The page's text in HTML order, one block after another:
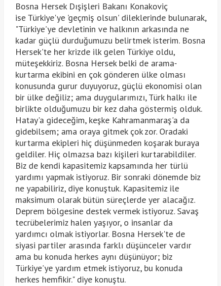
Bosna Hersek Dışişleri Bakanı Konakoviç
ise Türkiye'ye 'geçmiş olsun' dileklerinde bulunarak,
"Türkiye'ye devletinin ve halkının arkasında ne
kadar güçlü durduğumuzu belirtmek isterim. Bosna
Hersek'te her krizde ilk gelen Türkiye oldu,
müteşekkiriz. Bosna Hersek belki de arama-
kurtarma ekibini en çok gönderen ülke olması
konusunda gurur duyuyoruz, güçlü ekonomisi olan
bir ülke değiliz; ama duygularımızı, Türk halkı ile
birlikte olduğumuzu bir kez daha göstermiş olduk.
Hatay'a gideceğim, keşke Kahramanmaraş'a da
gidebilsem; ama oraya gitmek çok zor. Oradaki
kurtarma ekipleri hiç düşünmeden koşarak buraya
geldiler. Hiç olmazsa bazı kişileri kurtarabildiler.
Biz de kendi kapasitemiz kapsamında her türlü
yardımı yapmak istiyoruz. Bir sonraki dönemde biz
ne yapabiliriz, diye konuştuk. Kapasitemiz ile
maksimum olarak bütün süreçlerde yer alacağız.
Deprem bölgesine destek vermek istiyoruz. Savaş
tecrübelerimiz halen yaşıyor, o insanlar da
yardımcı olmak istiyorlar. Bosna Hersek'te de
siyasi partiler arasında farklı düşünceler vardır
ama bu konuda herkes aynı düşünüyor; biz
Türkiye'ye yardım etmek istiyoruz, bu konuda
herkes hemfikir." diye konuştu.